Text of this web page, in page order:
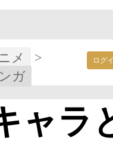
ログ
メ
>
ガ
ャラ